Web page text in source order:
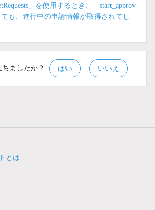
」を使用するとき、「start_approv
ても、進行中の申請情報が取得されてし
ましたか？ はい いいえ
とは